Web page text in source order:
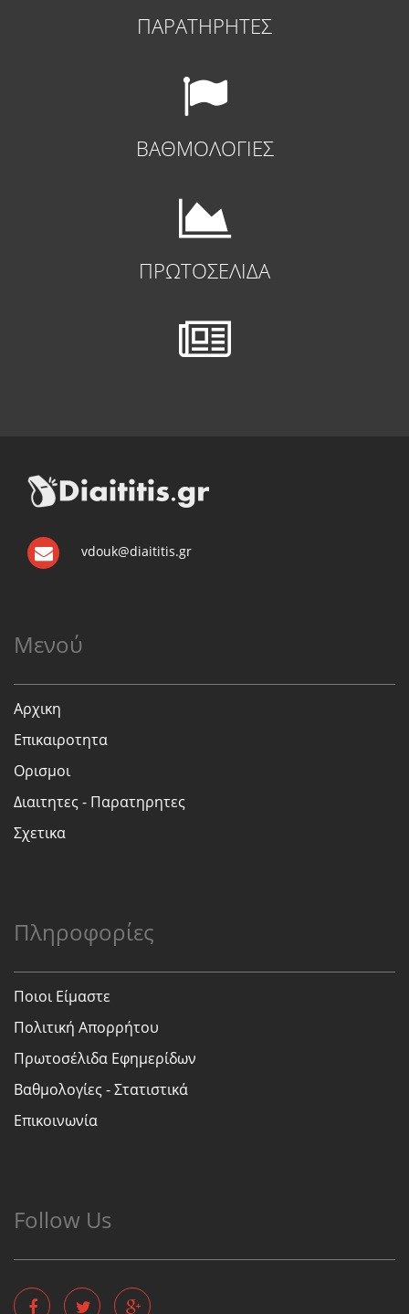
ΠΑΡΑΤΗΡΗΤΕΣ
ΒΑΘΜΟΛΟΓΙΕΣ
ΠΡΩΤΟΣΕΛΙΔΑ
vdouk@diaititis.gr
Μενού
Αρχικη
Επικαιροτητα
Ορισμοι
Διαιτητες - Παρατηρητες
Σχετικα
Πληροφορίες
Ποιοι Είμαστε
Πολιτική Απορρήτου
Πρωτοσέλιδα Εφημερίδων
Βαθμολογίες - Στατιστικά
Επικοινωνία
Follow Us